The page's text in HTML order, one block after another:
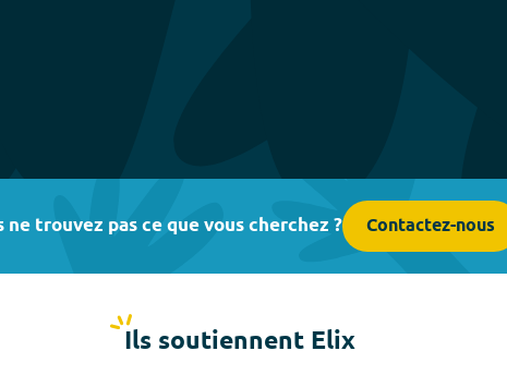
ne trouvez pas ce que vous cherchez ? Contactez-nous
Ils soutiennent Elix